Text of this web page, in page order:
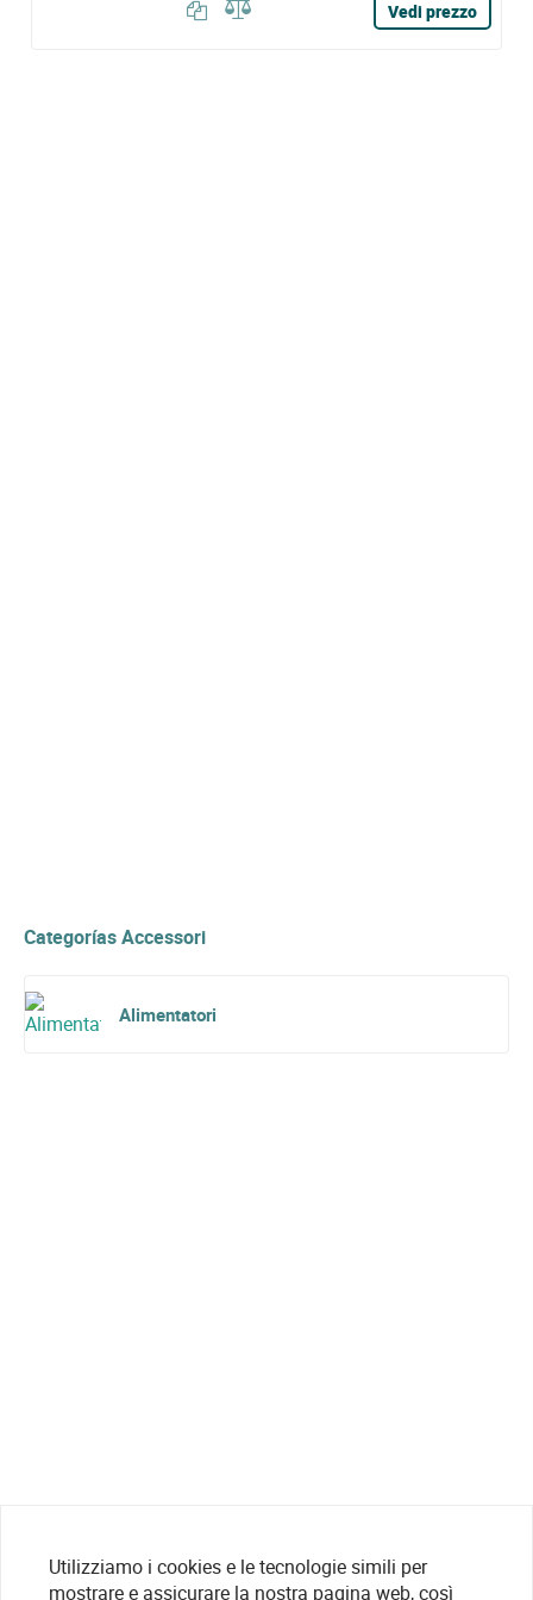
Vedi prezzo
Categorías Accessori
Alimentatori
Utilizziamo i cookies e le tecnologie simili per
mostrare e assicurare la nostra pagina web, così